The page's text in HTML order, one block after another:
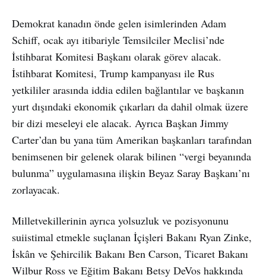
Demokrat kanadın önde gelen isimlerinden Adam
Schiff, ocak ayı itibariyle Temsilciler Meclisi’nde
İstihbarat Komitesi Başkanı olarak görev alacak.
İstihbarat Komitesi, Trump kampanyası ile Rus
yetkililer arasında iddia edilen bağlantılar ve başkanın
yurt dışındaki ekonomik çıkarları da dahil olmak üzere
bir dizi meseleyi ele alacak. Ayrıca Başkan Jimmy
Carter’dan bu yana tüm Amerikan başkanları tarafından
benimsenen bir gelenek olarak bilinen “vergi beyanında
bulunma” uygulamasına ilişkin Beyaz Saray Başkanı’nı
zorlayacak.
Milletvekillerinin ayrıca yolsuzluk ve pozisyonunu
suiistimal etmekle suçlanan İçişleri Bakanı Ryan Zinke,
İskân ve Şehircilik Bakanı Ben Carson, Ticaret Bakanı
Wilbur Ross ve Eğitim Bakanı Betsy DeVos hakkında